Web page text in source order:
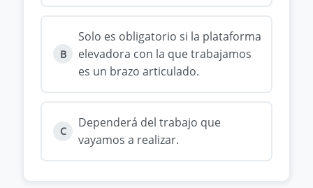
B
Solo es obligatorio si la plataforma
elevadora con la que trabajamos
es un brazo articulado.
C
Dependerá del trabajo que
vayamos a realizar.